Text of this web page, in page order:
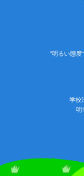
“明るい態
学校
明